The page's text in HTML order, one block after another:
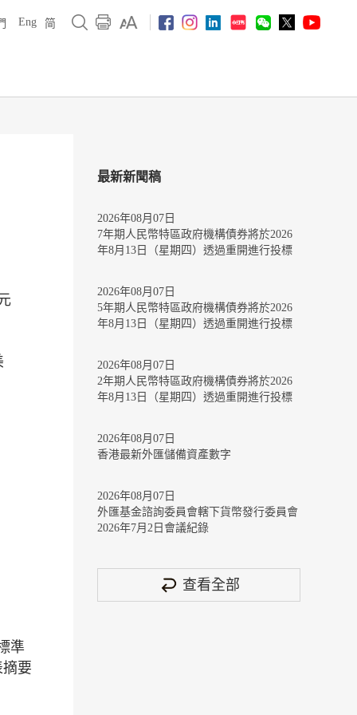
Eng 简
準
要
最新新聞稿
2026年08月07日
7年期人民幣特區政府機構債券將於2026
年8月13日（星期四）透過重開進行投標
2026年08月07日
5年期人民幣特區政府機構債券將於2026
年8月13日（星期四）透過重開進行投標
2026年08月07日
2年期人民幣特區政府機構債券將於2026
年8月13日（星期四）透過重開進行投標
2026年08月07日
香港最新外匯儲備資產數字
2026年08月07日
外匯基金諮詢委員會轄下貨幣發行委員會
2026年7月2日會議紀錄
查看全部